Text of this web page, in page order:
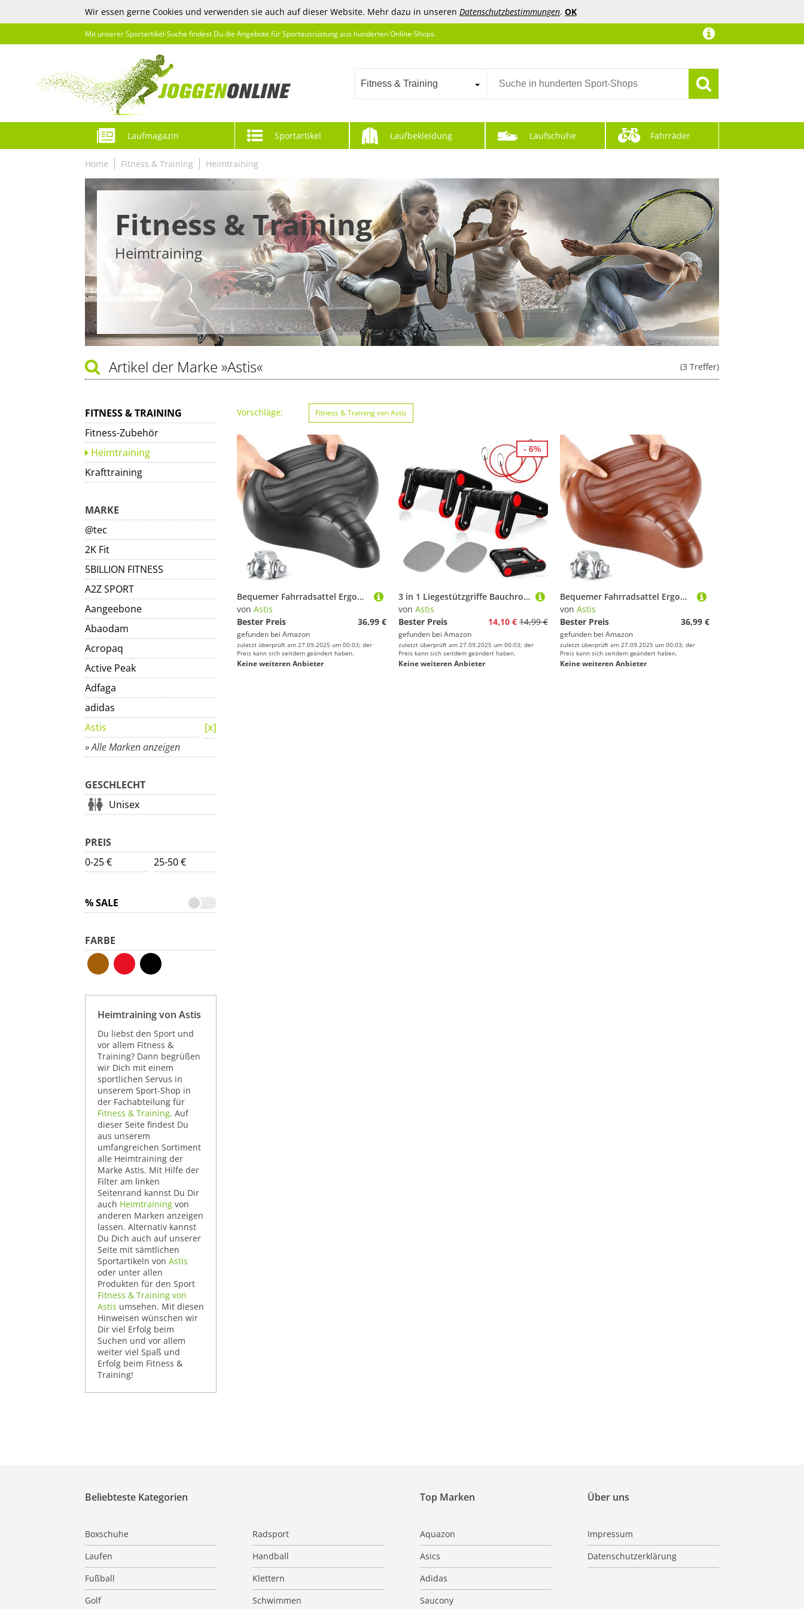
Wir essen gerne Cookies und verwenden sie auch auf dieser Website. Mehr dazu in unseren Datenschutzbestimmungen. OK
Mit unserer Sportartikel-Suche findest Du die Angebote für Sportausrüstung aus hunderten Online-Shops.
Fitness & Training
Laufmagazin Sportartikel Laufbekleidung Laufschuhe Fahrräder
Home Fitness & Training Heimtraining
Fitness & Training
Heimtraining
(3 Treffer)
Artikel der Marke »Astis«
FITNESS & TRAINING
Fitness-Zubehör
Heimtraining
Krafttraining
MARKE
@tec
2K Fit
5BILLION FITNESS
A2Z SPORT
Aangeebone
Abaodam
Acropaq
Active Peak
Adfaga
adidas
Astis
» Alle Marken anzeigen
GESCHLECHT
Unisex
PREIS
0-25 €
25-50 €
% SALE
FARBE
Heimtraining von Astis
Du liebst den Sport und
vor allem Fitness &
Training? Dann begrüßen
wir Dich mit einem
sportlichen Servus in
unserem Sport-Shop in
der Fachabteilung für
Fitness & Training. Auf
dieser Seite findest Du
aus unserem
umfangreichen Sortiment
alle Heimtraining der
Marke Astis. Mit Hilfe der
Filter am linken
Seitenrand kannst Du Dir
auch Heimtraining von
anderen Marken anzeigen
lassen. Alternativ kannst
Du Dich auch auf unserer
Seite mit sämtlichen
Sportartikeln von Astis
oder unter allen
Produkten für den Sport
Fitness & Training von
Astis umsehen. Mit diesen
Hinweisen wünschen wir
Dir viel Erfolg beim
Suchen und vor allem
weiter viel Spaß und
Erfolg beim Fitness &
Training!
Vorschläge: Fitness & Training von Astis
Bequemer Fahrradsattel Ergonomischer Fahrrad Sattel für Damen & Herren Fahrradsitz Breit Komfortsattel Wasserdicht, stoßdämpfend für Cityrad, Mountainbike, Ebike, Heimtrainer (Schwarz)
von Astis
Bester Preis
36,99 €
gefunden bei Amazon
zuletzt überprüft am 27.09.2025 um 00:03; der
Preis kann sich seitdem geändert haben.
Keine weiteren Anbieter
3 in 1 Liegestützgriffe Bauchroller Set, Bauchtrainer mit Fitnessbänder, inkl. Tragetasche, Kniematte Rutschfeste Griffe Bauchtrainer ab Roller ideal für Männer und Frauen Bauchmuskeltraining (Rot)
von Astis
Bester Preis
14,10 € 14,99 €
gefunden bei Amazon
zuletzt überprüft am 27.09.2025 um 00:03; der
Preis kann sich seitdem geändert haben.
Keine weiteren Anbieter
- 6%
Bequemer Fahrradsattel Ergonomischer Fahrrad Sattel für Damen & Herren Fahrradsitz Breit Komfortsattel Wasserdicht, stoßdämpfend für Cityrad, Mountainbike, Ebike, Heimtrainer (Braun)
von Astis
Bester Preis
36,99 €
gefunden bei Amazon
zuletzt überprüft am 27.09.2025 um 00:03; der
Preis kann sich seitdem geändert haben.
Keine weiteren Anbieter
Über uns
Impressum
Datenschutzerklärung
Beliebteste Kategorien
Boxschuhe
Radsport
Laufen
Handball
Fußball
Klettern
Golf
Schwimmen
Top Marken
Aquazon
Asics
Adidas
Saucony